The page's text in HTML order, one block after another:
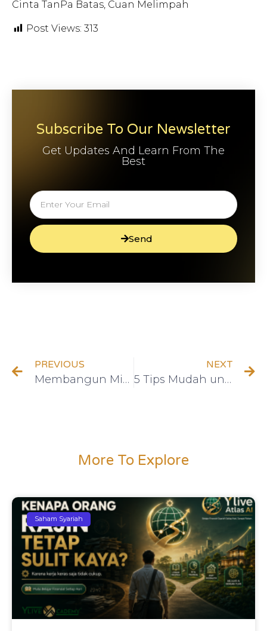
Cinta TanPa Batas, Cuan Melimpah
Post Views: 313
Subscribe To Our Newsletter
Get Updates And Learn From The
Best
Send
PREVIOUS
Membangun Mindset Pemenang untuk Menghadapi Tantangan Hidup
NEXT
5 Tips Mudah untuk Mencintai Masa Depan Anda Mulai Hari Ini
More To Explore
Saham Syariah